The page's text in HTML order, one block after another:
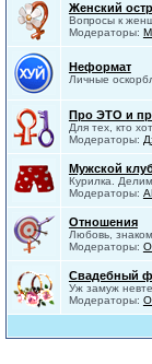
Женский
Вопросы к
Модераторы:
Неформат
Личные
Про ЭТО и
Для тех, кто
Модераторы:
Мужской
Курилка.
Модераторы:
Отношения
Любовь,
Модераторы:
Свадебный
Уж замуж
Модераторы: